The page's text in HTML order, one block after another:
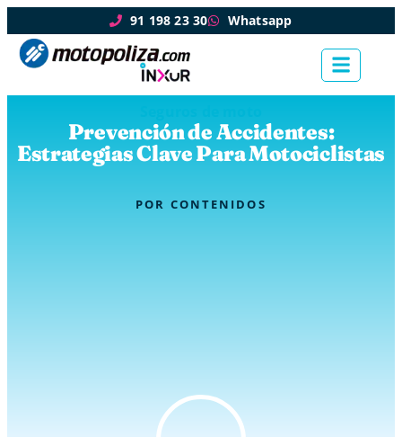
91 198 23 30 Whatsapp
Prevención de Accidentes:
Estrategias Clave Para Motociclistas
POR CONTENIDOS